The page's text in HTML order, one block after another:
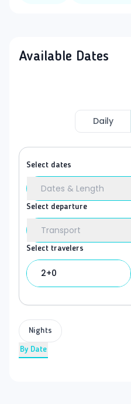
Available Dates
Daily
Select dates
Dates & Length
Select departure
Transport
Select travelers
2+0
Nights
By Date